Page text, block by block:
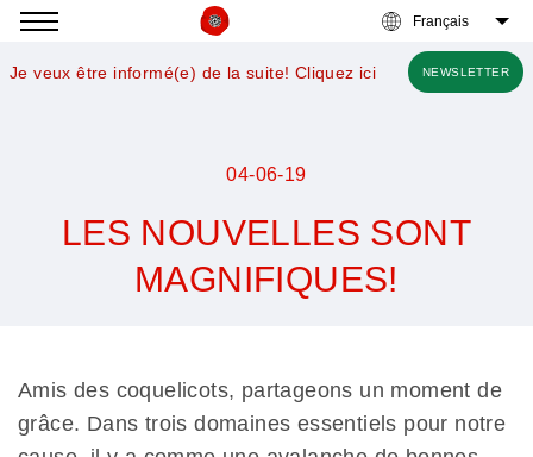
Je veux être informé(e) de la suite! Cliquez ici NEWSLETTER
04-06-19
LES NOUVELLES SONT
MAGNIFIQUES!
coquelicots
Amis des coquelicots, partageons un moment de
grâce. Dans trois domaines essentiels pour notre
à